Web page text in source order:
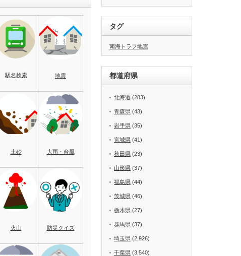
駅名検索 地震
土砂 大雨・台風
火山 防災クイズ
タグ
南海トラフ地震
都道府県
北海道 (283)
青森県 (43)
岩手県 (35)
宮城県 (41)
秋田県 (23)
山形県 (37)
福島県 (44)
茨城県 (46)
栃木県 (27)
群馬県 (37)
埼玉県 (2,926)
千葉県 (3,540)